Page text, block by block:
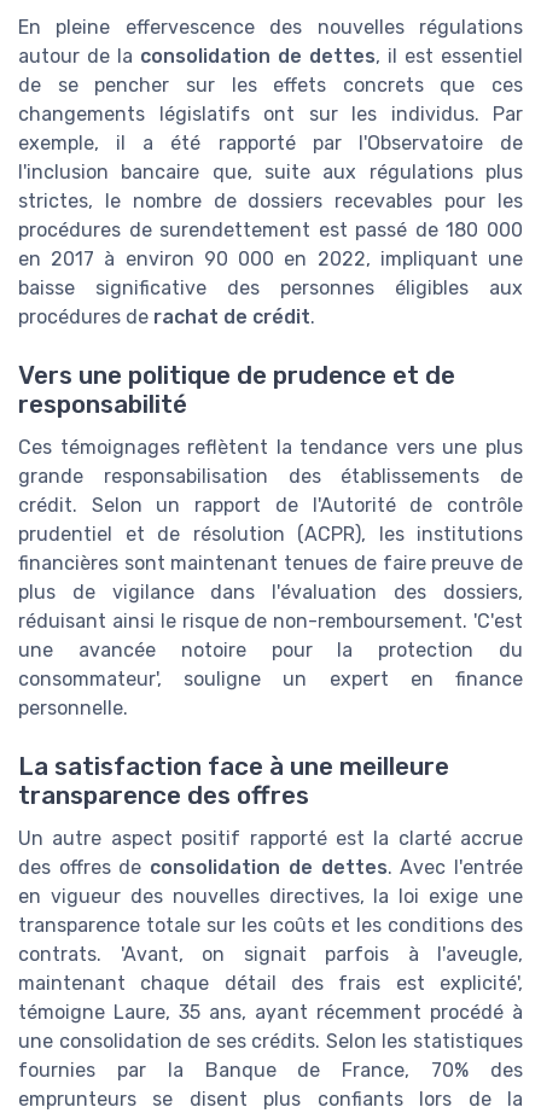
En pleine effervescence des nouvelles régulations
autour de la consolidation de dettes, il est essentiel
de se pencher sur les effets concrets que ces
changements législatifs ont sur les individus. Par
exemple, il a été rapporté par l'Observatoire de
l'inclusion bancaire que, suite aux régulations plus
strictes, le nombre de dossiers recevables pour les
procédures de surendettement est passé de 180 000
en 2017 à environ 90 000 en 2022, impliquant une
baisse significative des personnes éligibles aux
procédures de rachat de crédit.
Vers une politique de prudence et de
responsabilité
Ces témoignages reflètent la tendance vers une plus
grande responsabilisation des établissements de
crédit. Selon un rapport de l'Autorité de contrôle
prudentiel et de résolution (ACPR), les institutions
financières sont maintenant tenues de faire preuve de
plus de vigilance dans l'évaluation des dossiers,
réduisant ainsi le risque de non-remboursement. 'C'est
une avancée notoire pour la protection du
consommateur', souligne un expert en finance
personnelle.
La satisfaction face à une meilleure
transparence des offres
Un autre aspect positif rapporté est la clarté accrue
des offres de consolidation de dettes. Avec l'entrée
en vigueur des nouvelles directives, la loi exige une
transparence totale sur les coûts et les conditions des
contrats. 'Avant, on signait parfois à l'aveugle,
maintenant chaque détail des frais est explicité',
témoigne Laure, 35 ans, ayant récemment procédé à
une consolidation de ses crédits. Selon les statistiques
fournies par la Banque de France, 70% des
emprunteurs se disent plus confiants lors de la